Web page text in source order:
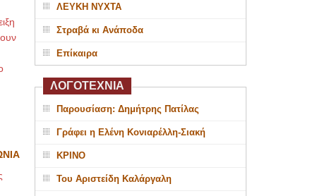
ΛΕΥΚΗ ΝΥΧΤΑ
Στραβά κι Ανάποδα
Επίκαιρα
ΛΟΓΟΤΕΧΝΙΑ
Παρουσίαση: Δημήτρης Πατίλας
Γράφει η Ελένη Κονιαρέλλη-Σιακή
ΚΡΙΝΟ
Του Αριστείδη Καλάργαλη